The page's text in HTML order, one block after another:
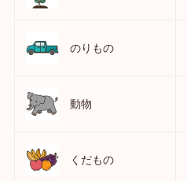
のりもの
動物
くだもの